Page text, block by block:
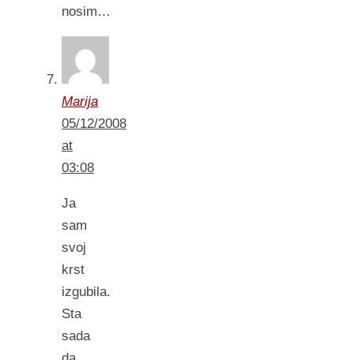
nosim…
Marija
05/12/2008
at
03:08
Ja
sam
svoj
krst
izgubila.
Sta
sada